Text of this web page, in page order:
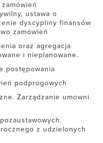
ustawa o
dyscypliny finansów
zamówień
oraz agregacja
i nieplanowane.
postępowania
podprogowych
Zarządzanie umowni
z udzielonych